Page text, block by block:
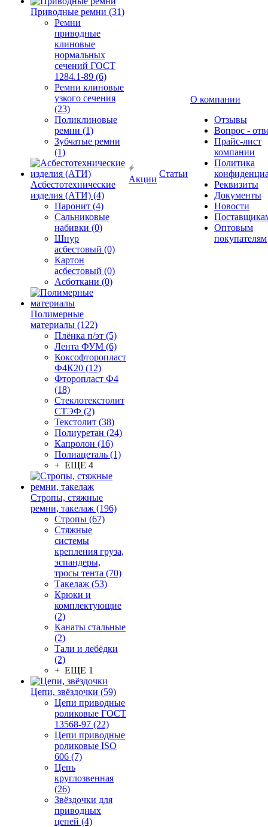
Приводные ремни (31)
Ремни
приводные
клиновые
нормальных
сечений ГОСТ
1284.1-89 (6)
Ремни клиновые
узкого сечения
(23)
Поликлиновые
ремни (1)
Зубчатые ремни
(1)
Асбестотехнические
изделия (АТИ) (4)
Паронит (4)
Сальниковые
набивки (0)
Шнур
асбестовый (0)
Картон
асбестовый (0)
Асботкани (0)
Полимерные
материалы (122)
Плёнка п/эт (5)
Лента ФУМ (6)
Коксофторопласт
Ф4К20 (12)
Фторопласт Ф4
(18)
Стеклотекстолит
СТЭФ (2)
Текстолит (38)
Полиуретан (24)
Капролон (16)
Полиацеталь (1)
+ ЕЩЕ 4
Стропы, стяжные
ремни, такелаж (196)
Стропы (67)
Стяжные
системы
крепления груза,
эспандеры,
тросы тента (70)
Такелаж (53)
Крюки и
комплектующие
(2)
Канаты стальные
(2)
Тали и лебёдки
(2)
+ ЕЩЕ 1
Цепи, звёздочки (59)
Цепи приводные
роликовые ГОСТ
13568-97 (22)
Цепи приводные
роликовые ISO
606 (7)
Цепь
круглозвенная
(26)
Звёздочки для
приводных
цепей (4)
Акции
Статьи
О компании
Отзывы
Вопрос -
Прайс-лист
компании
Политика
Реквизиты
Документы
Новости
Оптовым
покупателям